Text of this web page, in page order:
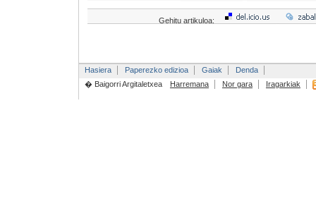
Gehitu artikuloa:
Hasiera Paperezko edizioa Gaiak
Denda
� Baigorri Argitaletxea
Harremana Nor gara Iragarkiak